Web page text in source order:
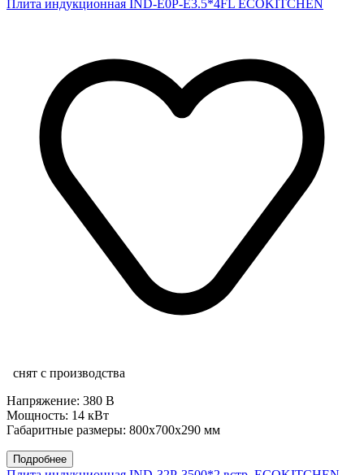
Плита индукционная IND-E0P-E3.5*4FL ECOKITCHEN
снят с производства
Напряжение: 380 В
Мощность: 14 кВт
Габаритные размеры: 800х700х290 мм
Подробнее